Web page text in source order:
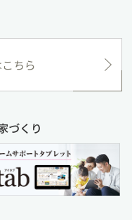
ちら
づくり